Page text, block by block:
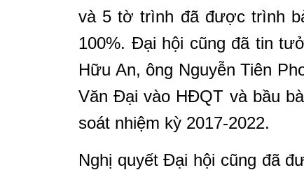
và 5 tờ trình đã được trình
100%. Đại hội cũng đã tin
Hữu An, ông Nguyễn Tiên
Văn Đại vào HĐQT và bầu
soát nhiệm kỳ 2017-2022.
Nghị quyết Đại hội cũng đã